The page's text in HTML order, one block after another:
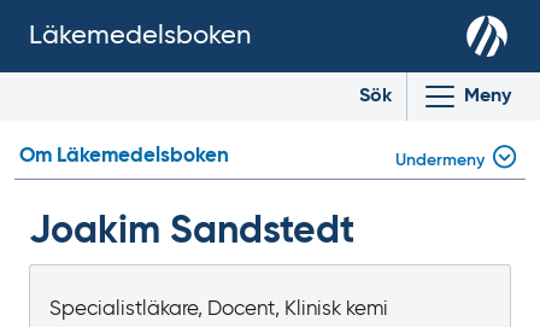
Läkemedelsboken
Sök Meny
Joakim Sandstedt
Specialistläkare, Docent, Klinisk kemi
Om Läkemedelsboken Undermeny